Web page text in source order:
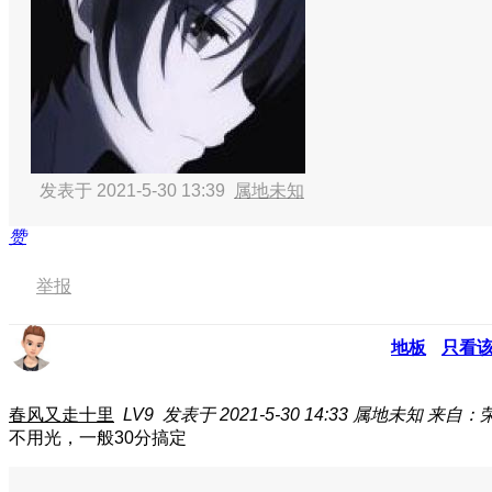
发表于 2021-5-30 13:39 属地未知
赞
举报
地板 只看
春风又走十里 LV9 发表于 2021-5-30 14:33 属地未知 来自：
不用光，一般30分搞定